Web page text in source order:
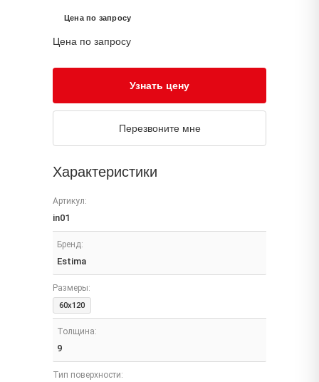
Цена по запросу
Цена по запросу
Узнать цену
Перезвоните мне
Характеристики
Артикул:
in01
Бренд:
Estima
Размеры:
60x120
Толщина:
9
Тип поверхности: